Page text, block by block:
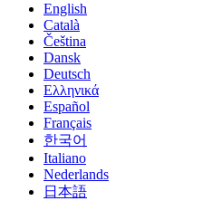
English
Català
Čeština
Dansk
Deutsch
Ελληνικά
Español
Français
한국어
Italiano
Nederlands
日本語